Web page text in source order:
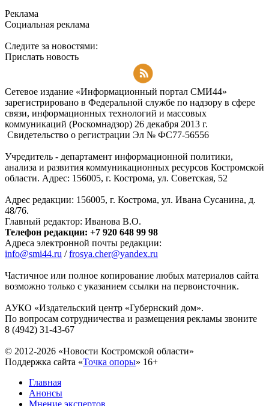
Реклама
Социальная реклама
Следите за новостями:
Прислать новость
Сетевое издание «Информационный портал СМИ44»
зарегистрировано в Федеральной службе по надзору в сфере
связи, информационных технологий и массовых
коммуникаций (Роскомнадзор) 26 декабря 2013 г.
Свидетельство о регистрации Эл № ФC77-56556
Учредитель - департамент информационной политики,
анализа и развития коммуникационных ресурсов Костромской
области. Адрес: 156005, г. Кострома, ул. Советская, 52
Адрес редакции: 156005, г. Кострома, ул. Ивана Сусанина, д.
48/76.
Главный редактор: Иванова В.О.
Телефон редакции: +7 920 648 99 98
Адреса электронной почты редакции:
info@smi44.ru /frosya.cher@yandex.ru
Частичное или полное копирование любых материалов сайта
возможно только с указанием ссылки на первоисточник.
АУКО «Издательский центр «Губернский дом».
По вопросам сотрудничества и размещения рекламы звоните
8 (4942) 31-43-67
© 2012-2026 «Новости Костромской области»
Поддержка сайта «Точка опоры» 16+
Главная
Анонсы